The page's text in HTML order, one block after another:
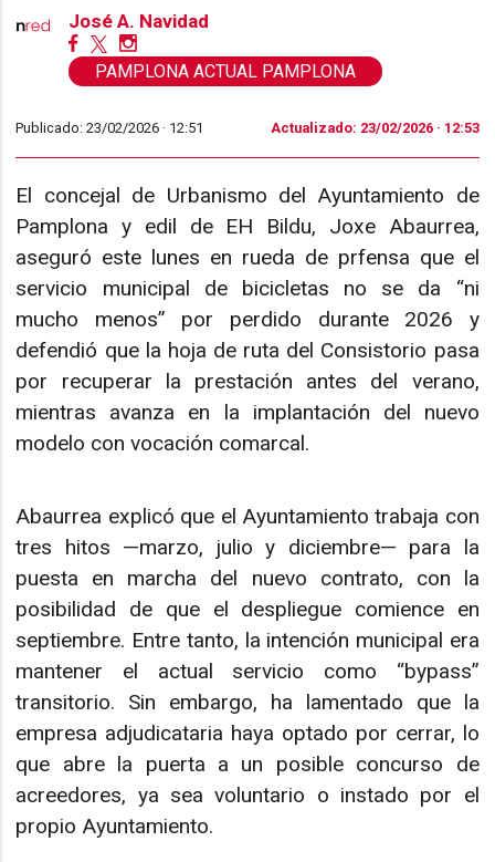
José A. Navidad
PAMPLONA ACTUAL PAMPLONA
Publicado: 23/02/2026 · 12:51 Actualizado: 23/02/2026 · 12:53
El concejal de Urbanismo del Ayuntamiento de
Pamplona y edil de EH Bildu, Joxe Abaurrea,
aseguró este lunes en rueda de prfensa que el
servicio municipal de bicicletas no se da “ni
mucho menos” por perdido durante 2026 y
defendió que la hoja de ruta del Consistorio pasa
por recuperar la prestación antes del verano,
mientras avanza en la implantación del nuevo
modelo con vocación comarcal.
Abaurrea explicó que el Ayuntamiento trabaja con
tres hitos —marzo, julio y diciembre— para la
puesta en marcha del nuevo contrato, con la
posibilidad de que el despliegue comience en
septiembre. Entre tanto, la intención municipal era
mantener el actual servicio como “bypass”
transitorio. Sin embargo, ha lamentado que la
empresa adjudicataria haya optado por cerrar, lo
que abre la puerta a un posible concurso de
acreedores, ya sea voluntario o instado por el
propio Ayuntamiento.